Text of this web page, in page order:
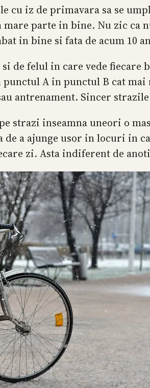
cu iz de primavara sa se
mare parte in bine. Nu zic
in bine si fata de acum 10
de felul in care vede
A in punctul B cat
antrenament. Sincer
strazi inseamna uneori o
de a ajunge usor in locuri in
zi. Asta indiferent de